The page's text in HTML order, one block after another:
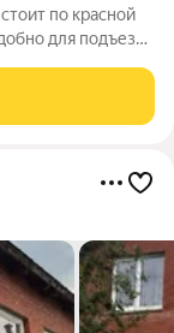
по красной
газовым